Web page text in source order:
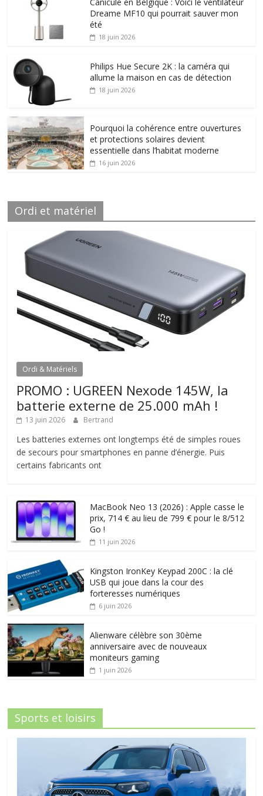
Dreame MF10 qui pourrait sauver mon
été
18 juin 2026
Philips Hue Secure 2K : la caméra qui
allume la maison en cas de détection
18 juin 2026
Pourquoi la cohérence entre ouvertures
et protections solaires devient
essentielle dans l’habitat moderne
16 juin 2026
Ordi et matériel
Ordi & Matériels
PROMO : UGREEN Nexode 145W, la
batterie externe de 25.000 mAh !
13 juin 2026 Bertrand
Les batteries externes ont longtemps été de simples roues
de secours pour smartphones en panne d’énergie. Puis
certains fabricants ont
MacBook Neo 13 (2026) : Apple casse le
prix, 714 € au lieu de 799 € pour le 8/512
Go !
11 juin 2026
Kingston IronKey Keypad 200C : la clé
USB qui joue dans la cour des
forteresses numériques
6 juin 2026
Alienware célèbre son 30ème
anniversaire avec de nouveaux
moniteurs gaming
1 juin 2026
Sports et loisirs